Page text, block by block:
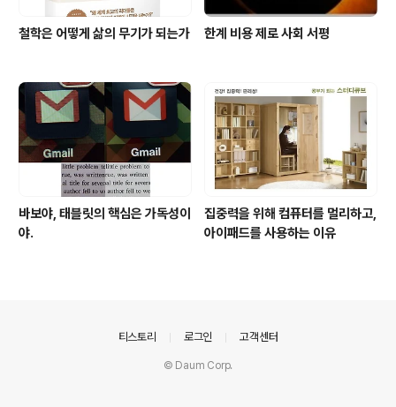
철학은 어떻게 삶의 무기가 되는가 한계 비용 제로 사회 서평
바보야, 태블릿의 핵심은 가독성이
야.
집중력을 위해 컴퓨터를 멀리하고,
아이패드를 사용하는 이유
티스토리 로그인 고객센터
© Daum Corp.